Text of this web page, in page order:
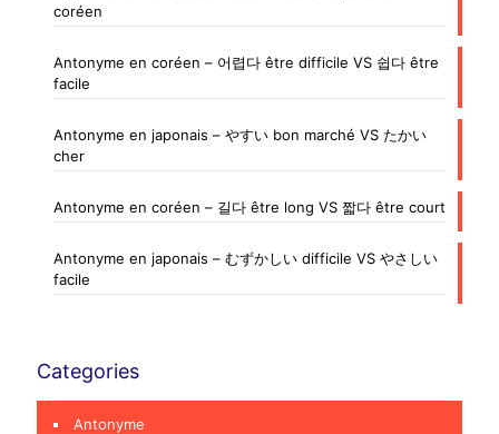
coréen
Antonyme en coréen – 어렵다 être difficile VS 쉽다 être
facile
Antonyme en japonais – やすい bon marché VS たかい
cher
Antonyme en coréen – 길다 être long VS 짧다 être court
Antonyme en japonais – むずかしい difficile VS やさしい
facile
Categories
Antonyme